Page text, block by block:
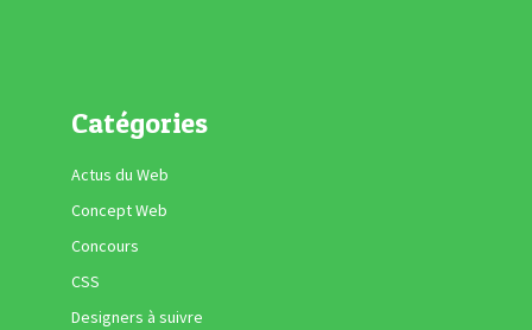
Catégories
Actus du Web
Concept Web
Concours
CSS
Designers à suivre